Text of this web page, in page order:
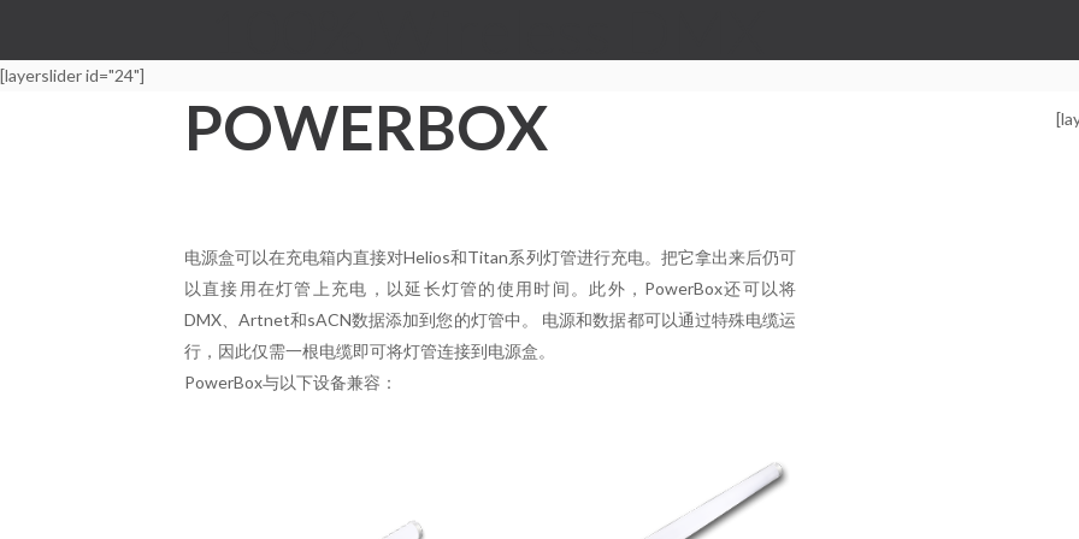
[layerslider id="24"]
POWERBOX
电源盒可以在充电箱内直接对Helios和Titan系列灯管进行充电。把它拿出来后仍可
以直接用在灯管上充电，以延长灯管的使用时间。此外，PowerBox还可以将
DMX、Artnet和sACN数据添加到您的灯管中。 电源和数据都可以通过特殊电缆运
行，因此仅需一根电缆即可将灯管连接到电源盒。
PowerBox与以下设备兼容：